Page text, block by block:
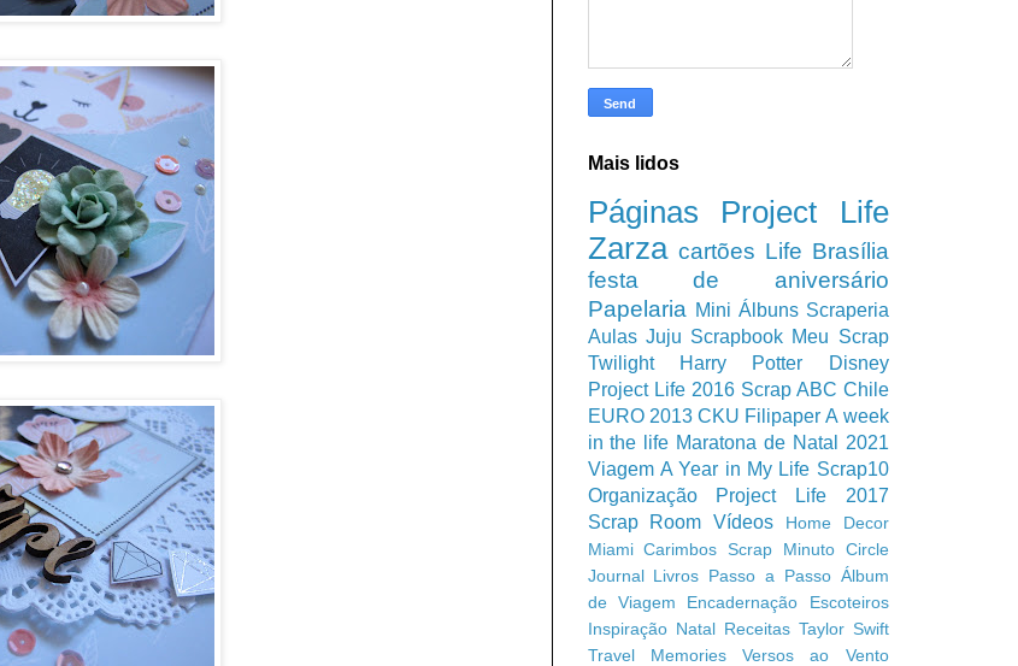
Mais lidos
Páginas
Project Life
Zarza cartões Life Brasília
festa de aniversário
Papelaria Mini Álbuns Scraperia
Aulas Juju Scrapbook Meu Scrap
Twilight
Harry Potter
Disney
Project Life 2016 Scrap ABC Chile
EURO 2013 CKU Filipaper A week
in the life Maratona de Natal 2021
Viagem A Year in My Life Scrap10
Organização
Project Life 2017
Scrap Room Vídeos
Home Decor
Miami Carimbos Scrap Minuto Circle
Journal Livros Passo a Passo Álbum
de Viagem
Encadernação
Escoteiros
Inspiração Natal Receitas Taylor Swift
Travel Memories
Versos ao Vento